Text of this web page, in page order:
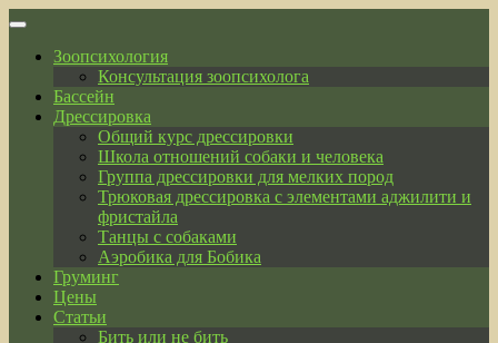
Skip
contentЗоопсихология
Консультация зоопсихолога
Бассейн
Дрессировка
Общий курс дрессировки
Школа отношений собаки и человека
Группа дрессировки для мелких пород
Трюковая дрессировка с элементами аджилити и
фристайла
Танцы с собаками
Аэробика для Бобика
Груминг
Цены
Статьи
Бить или не бить